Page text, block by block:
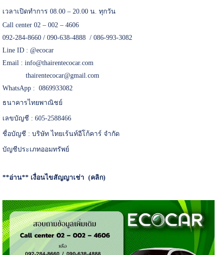
เวลาเปิดทำการ 08.00 – 20.00 น. ทุกวัน
Call center 02 – 002 – 4606
092-284-8660 / 090-638-4888 / 086-993-3082
Line ID : @ecocar
Email : info@thairentecocar.com
thairentecocar@gmail.com
WhatsApp : 0869933082
ธนาคารไทยพาณิชย์
เลขบัญชี : 605-2588466
ชื่อบัญชี : บริษัท ไทยเร้นท์อีโก้คาร์ จำกัด
บัญชีประเภทออมทรัพย์
**อ่าน** เงื่อนไขสัญญาเช่า (คลิก)